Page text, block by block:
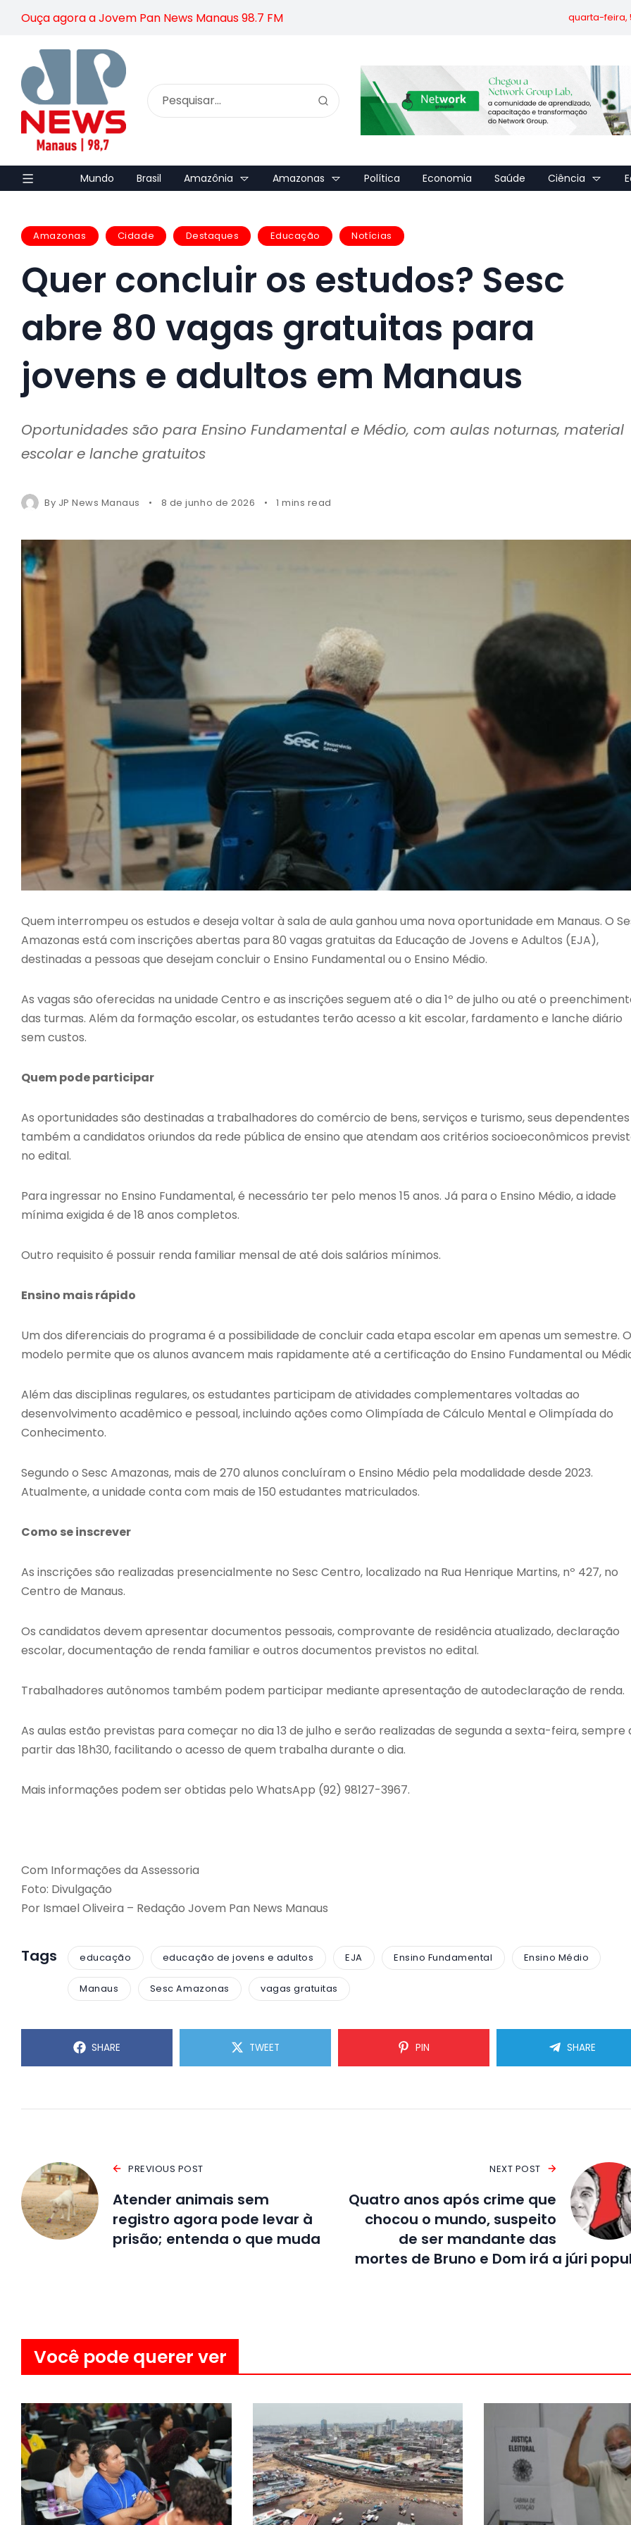
Ouça agora a Jovem Pan News Manaus 98.7 FM quarta-feira,
Mundo Brasil Amazônia Amazonas Política Economia Saúde Ciência
Amazonas Cidade Destaques Educação Notícias
Quer concluir os estudos? Sesc
abre 80 vagas gratuitas para
jovens e adultos em Manaus
Oportunidades são para Ensino Fundamental e Médio, com aulas noturnas, material
escolar e lanche gratuitos
By JP News Manaus 8 de junho de 2026 1 mins read
Quem interrompeu os estudos e deseja voltar à sala de aula ganhou uma nova oportunidade em Manaus. O
Amazonas está com inscrições abertas para 80 vagas gratuitas da Educação de Jovens e Adultos (EJA),
destinadas a pessoas que desejam concluir o Ensino Fundamental ou o Ensino Médio.
As vagas são oferecidas na unidade Centro e as inscrições seguem até o dia 1º de julho ou até o
das turmas. Além da formação escolar, os estudantes terão acesso a kit escolar, fardamento e lanche diário
sem custos.
Quem pode participar
As oportunidades são destinadas a trabalhadores do comércio de bens, serviços e turismo, seus
também a candidatos oriundos da rede pública de ensino que atendam aos critérios socioeconômicos
no edital.
Para ingressar no Ensino Fundamental, é necessário ter pelo menos 15 anos. Já para o Ensino Médio, a idade
mínima exigida é de 18 anos completos.
Outro requisito é possuir renda familiar mensal de até dois salários mínimos.
Ensino mais rápido
Um dos diferenciais do programa é a possibilidade de concluir cada etapa escolar em apenas um semestre. O
modelo permite que os alunos avancem mais rapidamente até a certificação do Ensino Fundamental ou
Além das disciplinas regulares, os estudantes participam de atividades complementares voltadas ao
desenvolvimento acadêmico e pessoal, incluindo ações como Olimpíada de Cálculo Mental e Olimpíada do
Conhecimento.
Segundo o Sesc Amazonas, mais de 270 alunos concluíram o Ensino Médio pela modalidade desde 2023.
Atualmente, a unidade conta com mais de 150 estudantes matriculados.
Como se inscrever
As inscrições são realizadas presencialmente no Sesc Centro, localizado na Rua Henrique Martins, nº 427, no
Centro de Manaus.
Os candidatos devem apresentar documentos pessoais, comprovante de residência atualizado, declaração
escolar, documentação de renda familiar e outros documentos previstos no edital.
Trabalhadores autônomos também podem participar mediante apresentação de autodeclaração de renda.
As aulas estão previstas para começar no dia 13 de julho e serão realizadas de segunda a sexta-feira, sempre
partir das 18h30, facilitando o acesso de quem trabalha durante o dia.
Mais informações podem ser obtidas pelo WhatsApp (92) 98127-3967.
Com Informações da Assessoria
Foto: Divulgação
Por Ismael Oliveira – Redação Jovem Pan News Manaus
Tags educação educação de jovens e adultos EJA Ensino Fundamental Ensino Médio
Manaus Sesc Amazonas vagas gratuitas
SHARE TWEET PIN SHARE
PREVIOUS POST
Atender animais sem
registro agora pode levar à
prisão; entenda o que muda
NEXT POST
Quatro anos após crime que
chocou o mundo, suspeito
de ser mandante das
mortes de Bruno e Dom irá a júri
Você pode querer ver